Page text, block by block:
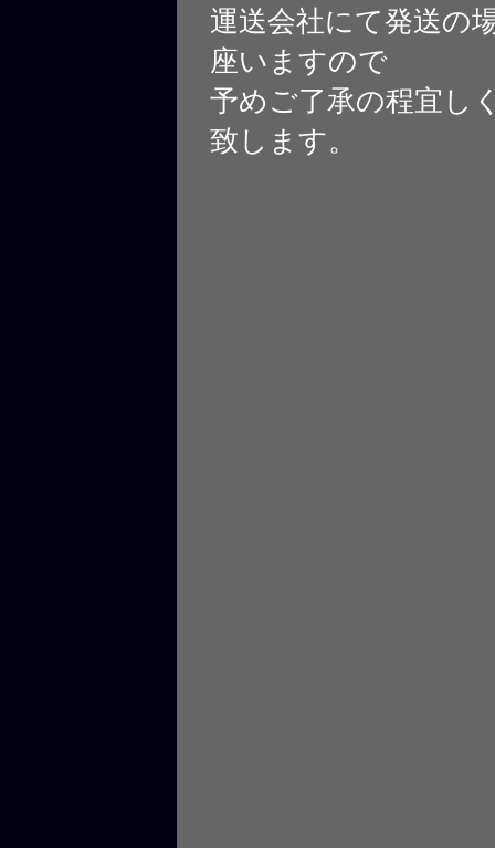
運送会社にて発送の
座いますので
予めご了承の程宜し
致します。